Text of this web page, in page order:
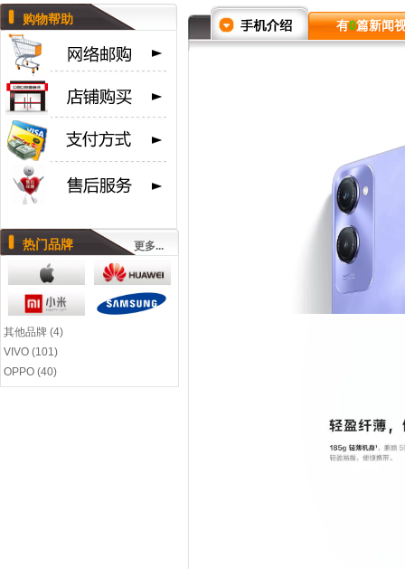
购物帮助
热门品牌 更多...
其他品牌 (4)
VIVO (101)
OPPO (40)
有0篇新闻